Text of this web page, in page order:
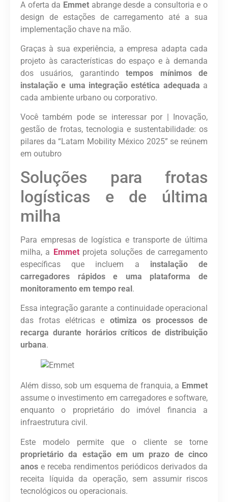
A oferta da Emmet abrange desde a consultoria e o
design de estações de carregamento até a sua
implementação chave na mão.
Graças à sua experiência, a empresa adapta cada
projeto às características do espaço e à demanda
dos usuários, garantindotempos mínimos de
instalação e uma integração estética adequada a
cada ambiente urbano ou corporativo.
Você também pode se interessar por | Inovação,
gestão de frotas, tecnologia e sustentabilidade: os
pilares da “Latam Mobility México 2025” se reúnem
em outubro
Soluções para frotas
logísticas e de última
milha
Para empresas de logística e transporte de última
milha, a Emmet projeta soluções de carregamento
específicas que incluem a instalação de
carregadores rápidos e uma plataforma de
monitoramento em tempo real.
Essa integração garante a continuidade operacional
das frotas elétricas e otimiza os processos de
recarga durante horários críticos de distribuição
urbana.
Além disso, sob um esquema de franquia, a Emmet
assume o investimento em carregadores e software,
enquanto o proprietário do imóvel financia a
infraestrutura civil.
Este modelo permite que o cliente se torne
proprietário da estação em um prazo de cinco
anos e receba rendimentos periódicos derivados da
receita líquida da operação, sem assumir riscos
tecnológicos ou operacionais.